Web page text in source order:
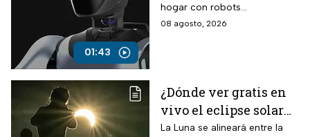
01:43
hogar con robots
humanoides por 30 dólares la
08 agosto, 2026
¿Dónde ver gratis en
vivo el eclipse solar
en México?
La Luna se alineará entre la